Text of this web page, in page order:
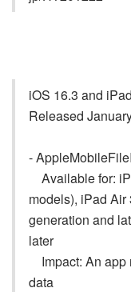
iOS 16.3 and
Released
-
Available for:
models), iPad Air
generation and
later
Impact: An app
data